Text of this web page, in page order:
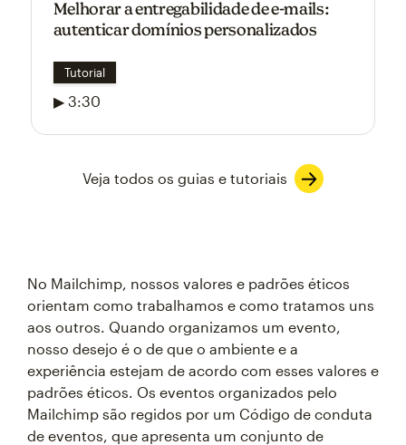
Melhorar a entregabilidade de e-mails:
autenticar domínios personalizados
Tutorial
▶ 3:30
Veja todos os guias e tutoriais
No Mailchimp, nossos valores e padrões éticos
orientam como trabalhamos e como tratamos uns
aos outros. Quando organizamos um evento,
nosso desejo é o de que o ambiente e a
experiência estejam de acordo com esses valores e
padrões éticos. Os eventos organizados pelo
Mailchimp são regidos por um Código de conduta
de eventos, que apresenta um conjunto de